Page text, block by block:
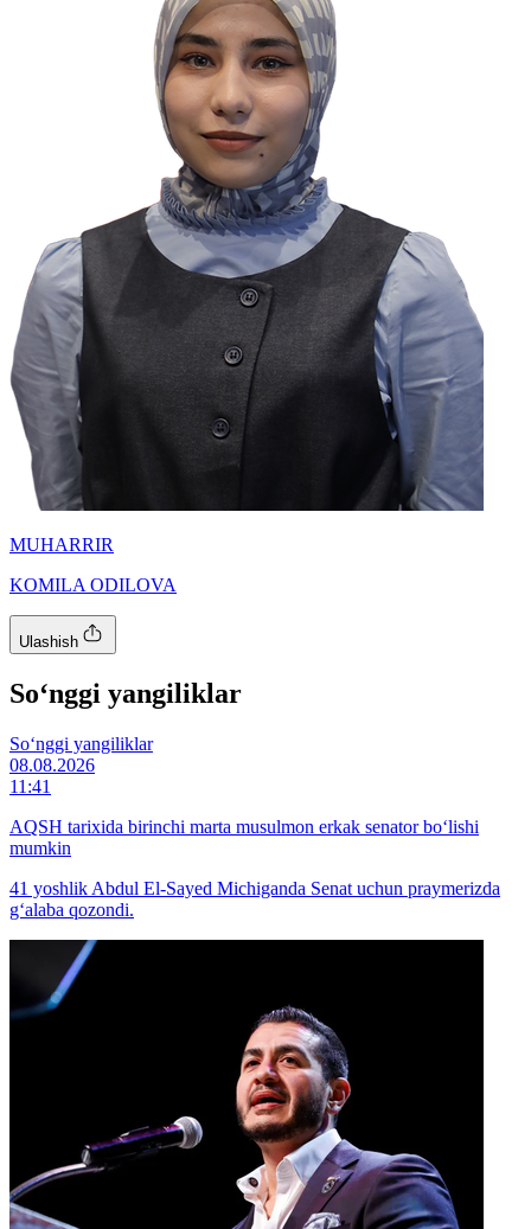
MUHARRIR
KOMILA ODILOVA
Ulashish
So‘nggi yangiliklar
So‘nggi yangiliklar
08.08.2026
11:41
AQSH tarixida birinchi marta musulmon erkak senator bo‘lishi
mumkin
41 yoshlik Abdul El-Sayed Michiganda Senat uchun praymerizda
g‘alaba qozondi.